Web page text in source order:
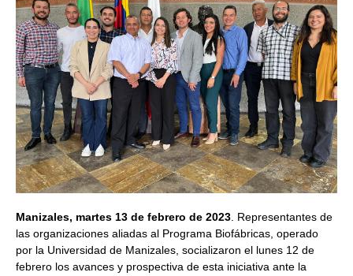
Manizales, martes 13 de febrero de 2023 . Representantes de
las organizaciones aliadas al Programa Biofábricas, operado
por la Universidad de Manizales, socializaron el lunes 12 de
febrero los avances y prospectiva de esta iniciativa ante la